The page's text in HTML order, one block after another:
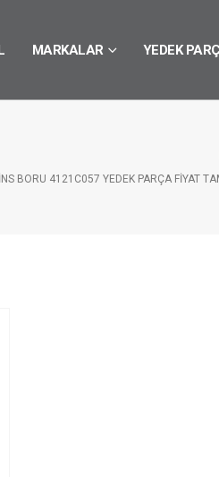
MARKALAR YEDEK
BORU 4121C057 YEDEK PARÇA FIYAT